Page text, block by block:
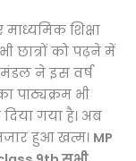
शिक्षा
छात्रों को पढ़ने में
ने इस वर्ष
पाठ्यक्रम भी
दिया गया है। अब
हुआ खत्म। MP